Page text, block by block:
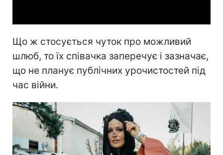
Що ж стосується чуток про можливий
шлюб, то їх співачка заперечує і зазначає,
що не планує публічних урочистостей під
час війни.